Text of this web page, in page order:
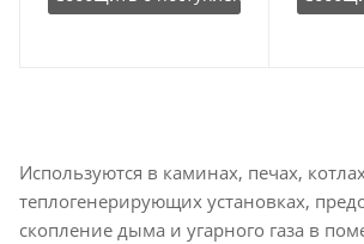
Используются в каминах, печах,
теплогенерирующих установках,
скопление дыма и угарного газа в